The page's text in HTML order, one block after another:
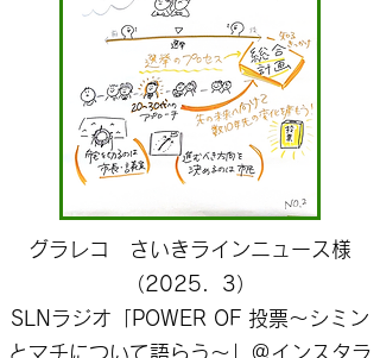
​グラレコ さいきラインニュース様
（2025．3）
​SLNラジオ「POWER OF 投票～シミン
とマチについて語らう～」＠インスタラ